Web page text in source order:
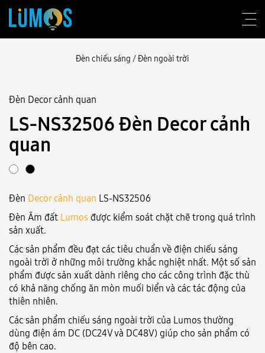
Về Lumos
Tư vấn thiết kế
Sản phẩm
Liên hệ
Đăng nhập
Language: VN
Đèn chiếu sáng /Đèn ngoài trời
Đèn Decor cảnh quan
LS-NS32506 Đèn Decor cảnh
quan
Đèn Decor cảnh quan LS-NS32506
Đèn Âm đất Lumos được kiểm soát chặt chẽ trong quá trình
sản xuất.
Các sản phẩm đều đạt các tiêu chuẩn về điện chiếu sáng
ngoài trời ở những môi trường khắc nghiệt nhất. Một số sản
phẩm được sản xuất dành riêng cho các công trình đặc thù
có khả năng chống ăn mòn muối biển và các tác động của
thiên nhiên.
Các sản phẩm chiếu sáng ngoài trời của Lumos thường
dùng điện ám DC (DC24V và DC48V) giúp cho sản phẩm có
độ bên cao.